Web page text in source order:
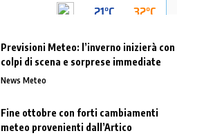
Previsioni Meteo: l’inverno inizierà con
colpi di scena e sorprese immediate
News Meteo
Fine ottobre con forti cambiamenti
meteo provenienti dall’Artico